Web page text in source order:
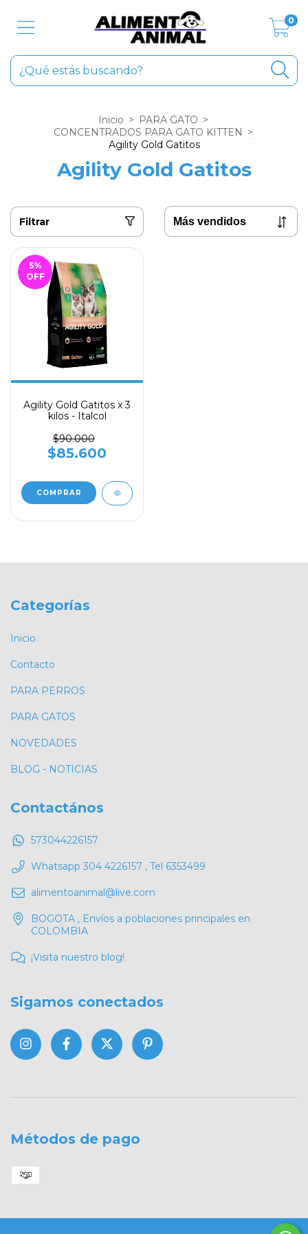
0
Inicio > PARA GATO >
CONCENTRADOS PARA GATO KITTEN >
Agility Gold Gatitos
Agility Gold Gatitos
Filtrar
5%
OFF
Agility Gold Gatitos x 3
kilos - Italcol
$90.000
$85.600
Categorías
Inicio
Contacto
PARA PERROS
PARA GATOS
NOVEDADES
BLOG - NOTICIAS
Contactános
573044226157
Whatsapp 304 4226157 , Tel 6353499
alimentoanimal@live.com
BOGOTA , Envíos a poblaciones principales en
COLOMBIA
¡Visita nuestro blog!
Sigamos conectados
Métodos de pago